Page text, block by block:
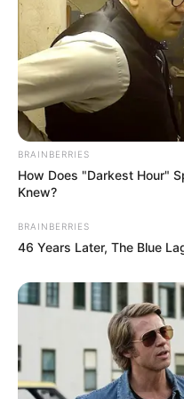
BRAINBERRIES
How Does "Darkest Hour"
Knew?
BRAINBERRIES
46 Years Later, The Blue